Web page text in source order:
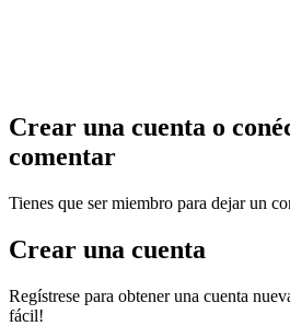
Crear una cuenta o
comentar
Tienes que ser miembro para dejar un
Crear una cuenta
Regístrese para obtener una cuenta
fácil!